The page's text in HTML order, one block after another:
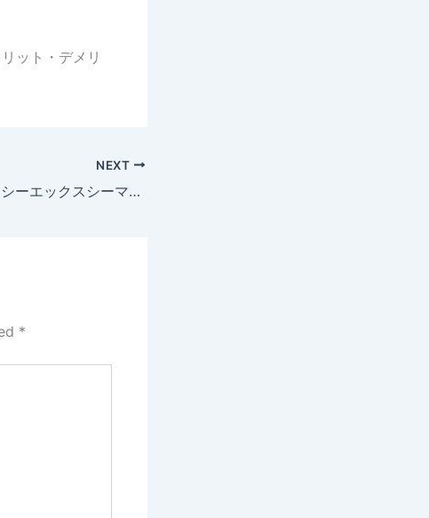
ット・デメリ
NEXT
CXCMarkets(シーエックスシーマーケッツ)とは？口コミや評判、安全性やメリット・デメリットを紹介
*